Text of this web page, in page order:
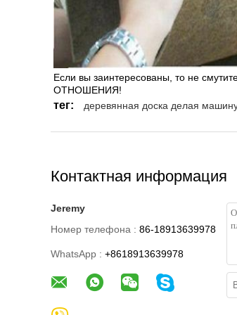
Если вы заинтересованы, то не
ОТНОШЕНИЯ!
тег: деревянная доска делая машину
Контактная информация
Jeremy
Номер телефона : 86-18913639978
WhatsApp : +8618913639978